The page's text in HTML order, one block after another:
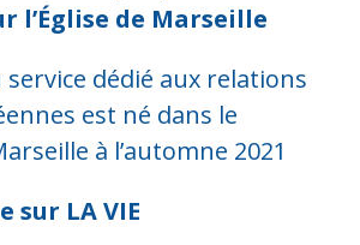
l’Église de Marseille
dédié aux relations
est né dans le
à l’automne 2021
sur LA VIE